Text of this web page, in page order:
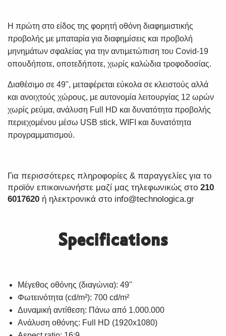
Η πρώτη στο είδος της φορητή οθόνη διαφημιστικής
προβολής με μπαταρία για διαφημίσεις και προβολή
μηνημάτων σφαλείας για την αντιμετώπιση του Covid-19
οπουδήποτε, οποτεδήποτε, χωρίς καλώδια τροφοδοσίας.
Διαθέσιμο σε 49'', μεταφέρεται εύκολα σε κλειστούς αλλά
και ανοιχτούς χώρους, με αυτονομία λειτουργίας 12 ωρών
χωρίς ρεύμα, ανάλυση Full HD και δυνατότητα προβολής
περιεχομένου μέσω USB stick, WIFI και δυνατότητα
προγραμματισμού.
Για περισσότερες πληροφορίες & παραγγελίες για το
προϊόν επικοινωνήστε μαζί μας τηλεφωνικώς στο 210
6017620 ή ηλεκτρονικά στο info@technologica.gr
Specifications
Μέγεθος οθόνης (διαγώνια): 49''
Φωτεινότητα (cd/m²): 700 cd/m²
Δυναμική αντίθεση: Πάνω από 1.000.000
Ανάλυση οθόνης: Full HD (1920x1080)